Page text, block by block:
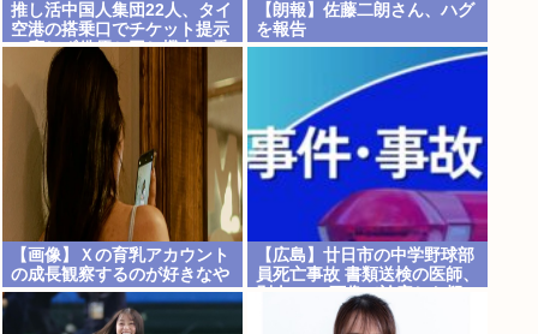
推し活中国人集団22人、タイ
空港の搭乗口でチケット提示
に応じず俳優と同じ機内に乗
り込もうとし大混乱 まとめて
搭乗拒否
【朗報】佐藤二朗さん、ハグ
を報告
【画像】Ｘの育乳アカウント
の成長観察するのが好きなや
つw
【広島】廿日市の中学野球部
員死亡事故 書類送検の医師、
別人のCT画像で診察した疑
い 頭部出血に気づかなかった